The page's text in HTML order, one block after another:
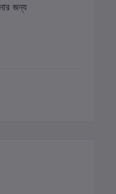
জন্য